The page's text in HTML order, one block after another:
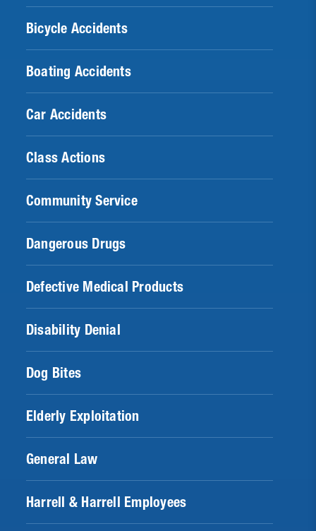
Bicycle Accidents
Boating Accidents
Car Accidents
Class Actions
Community Service
Dangerous Drugs
Defective Medical Products
Disability Denial
Dog Bites
Elderly Exploitation
General Law
Harrell & Harrell Employees